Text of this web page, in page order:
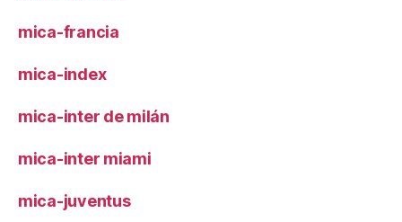
mica-francia
mica-index
mica-inter de milán
mica-inter miami
mica-juventus